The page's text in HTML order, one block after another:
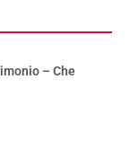
– Che